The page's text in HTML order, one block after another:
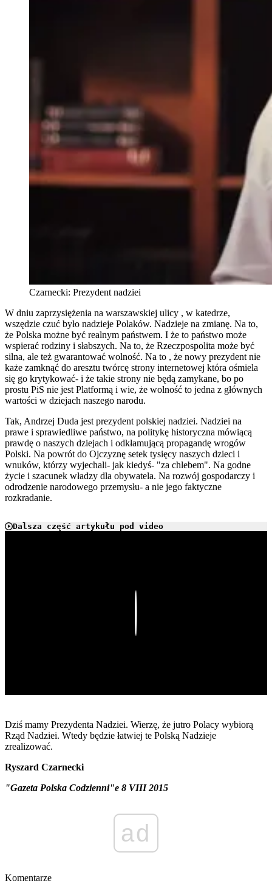
Czarnecki: Prezydent nadziei
W dniu zaprzysiężenia na warszawskiej ulicy , w katedrze,
wszędzie czuć było nadzieje Polaków. Nadzieje na zmianę. Na to,
że Polska możne być realnym państwem. I że to państwo może
wspierać rodziny i słabszych. Na to, że Rzeczpospolita może być
silna, ale też gwarantować wolność. Na to , że nowy prezydent nie
każe zamknąć do aresztu twórcę strony internetowej która ośmiela
się go krytykować- i że takie strony nie będą zamykane, bo po
prostu PiS nie jest Platformą i wie, że wolność to jedna z głównych
wartości w dziejach naszego narodu.
Tak, Andrzej Duda jest prezydent polskiej nadziei. Nadziei na
prawe i sprawiedliwe państwo, na politykę historyczna mówiącą
prawdę o naszych dziejach i odkłamującą propagandę wrogów
Polski. Na powrót do Ojczyznę setek tysięcy naszych dzieci i
wnuków, którzy wyjechali- jak kiedyś- "za chlebem". Na godne
życie i szacunek władzy dla obywatela. Na rozwój gospodarczy i
odrodzenie narodowego przemysłu- a nie jego faktyczne
rozkradanie.
Dalsza część artykułu pod video
Dziś mamy Prezydenta Nadziei. Wierzę, że jutro Polacy wybiorą
Rząd Nadziei. Wtedy będzie łatwiej te Polską Nadzieje
zrealizować.
Ryszard Czarnecki
"Gazeta Polska Codzienni"e 8 VIII 2015
ad
Komentarze